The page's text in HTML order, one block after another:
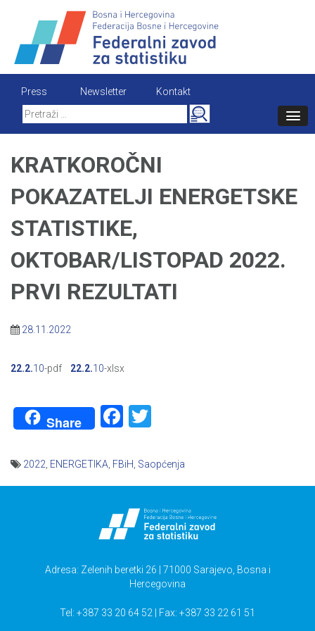
content
Press Newsletter
Kontakt
Search
for:
KRATKOROČNI
POKAZATELJI ENERGETSKE
STATISTIKE,
OKTOBAR/LISTOPAD 2022.
PRVI REZULTATI
28.11.2022
22.2.10-pdf 22.2.10-xlsx
Share Facebook
2022 ENERGETIKA FBiH Saopćenja
Adresa: Zelenih beretki 26 | 71000 Sarajevo, Bosna i
Hercegovina
Tel: +387 33 20 64 52 | Fax: +387 33 22 61 51